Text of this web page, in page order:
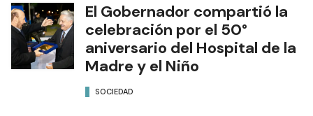
El Gobernador compartió la
celebración por el 50°
aniversario del Hospital de la
Madre y el Niño
SOCIEDAD